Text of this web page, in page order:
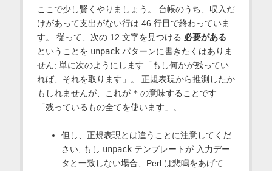
ここで少し賢くやりましょう。 台帳のうち、収入だ
けがあって支出がない行は 46 行目で終わっていま
す。 従って、次の 12 文字を見つける 必要がある
ということを unpackパターンに書きたくはありま
せん; 単に次のようにします「もし何かが残ってい
れば、それを取ります」。 正規表現から推測したか
もしれませんが、これが * の意味することです:
「残っているもの全てを使います」。
但し、正規表現とは違うことに注意してくだ
さい; もし unpackテンプレートが 入力デー
タと一致しない場合、Perl は悲鳴をあげて